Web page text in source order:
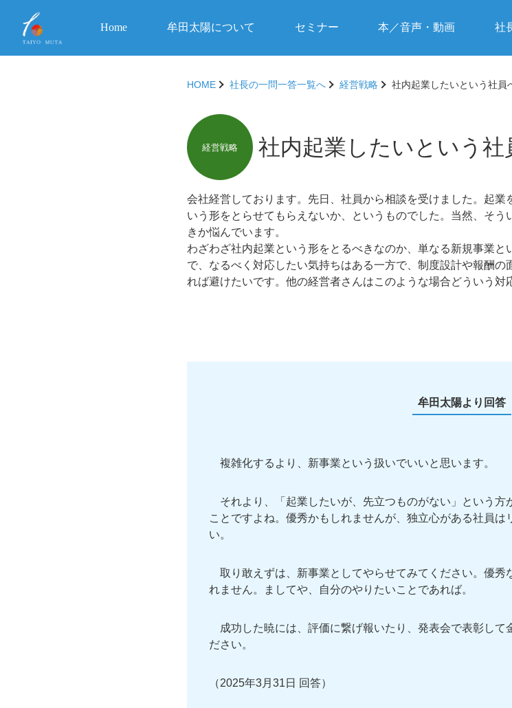
Home 牟田太陽について セミナー 本／音声・動画 社
HOME 社長の一問一答一覧へ 経営戦略 社内起業したいという社員
経営戦略 社内起業したいという社
会社経営しております。先日、社員から相談を受けました。起
いう形をとらせてもらえないか、というものでした。当然、そ
きか悩んでいます。
わざわざ社内起業という形をとるべきなのか、単なる新規事業
で、なるべく対応したい気持ちはある一方で、制度設計や報酬
れば避けたいです。他の経営者さんはこのような場合どういう対
牟田太陽より回答
複雑化するより、新事業という扱いでいいと思います。
それより、「起業したいが、先立つものがない」という方
ことですよね。優秀かもしれませんが、独立心がある社員は
い。
取り敢えずは、新事業としてやらせてみてください。優秀
れません。ましてや、自分のやりたいことであれば。
成功した暁には、評価に繋げ報いたり、発表会で表彰して
ださい。
（2025年3月31日 回答）